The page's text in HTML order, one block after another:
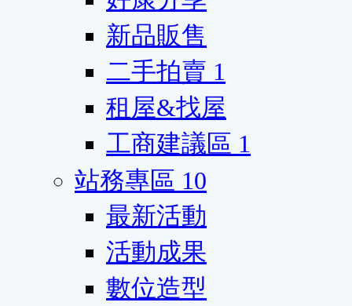
新品販售
二手拍賣 1
租屋&找屋
工商建議區 1
站務專區 10
最新活動
活動成果
數位造型